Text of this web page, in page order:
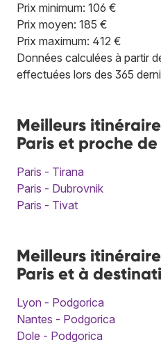
Prix minimum: 106 €
Prix moyen: 185 €
Prix maximum: 412 €
Données calculées à partir
effectuées lors des 365
Meilleurs
Paris et proche
Paris - Tirana
Paris - Dubrovnik
Paris - Tivat
Meilleurs
Paris et à
Lyon - Podgorica
Nantes - Podgorica
Dole - Podgorica